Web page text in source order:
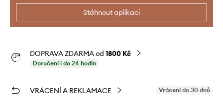
Stáhnout aplikaci
DOPRAVA ZDARMA od 1800 Kč
Doručení i do 24 hodin
VRÁCENÍ A REKLAMACE Vrácení do 30 dnů